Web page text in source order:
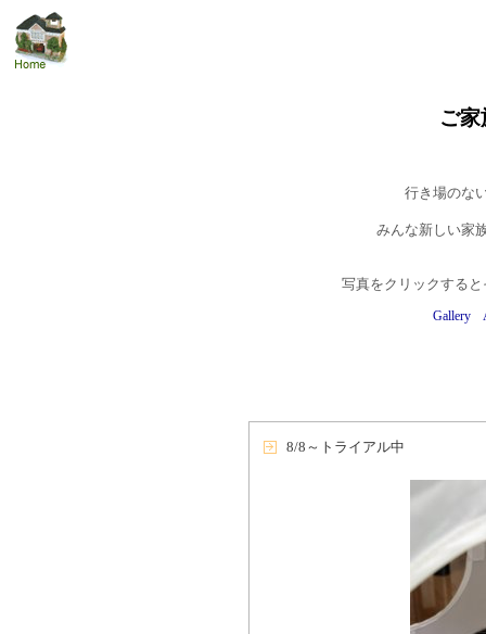
ご
行き場のな
みんな新しい家
写真をクリックする
Gallery
8/8～トライアル中